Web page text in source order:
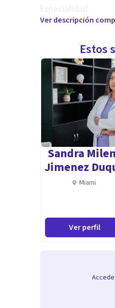
Especialidad
EMDR, metodología
DBT, entrenamiento
de los pensamientos
Ver descripción
Estos
Sandra
Jimenez
Miami
Ver perfil